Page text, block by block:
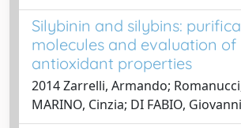
Silybinin and silybins:
molecules and evaluation of
antioxidant properties
2014 Zarrelli, Armando;
MARINO, Cinzia; DI FABIO, Giovanni